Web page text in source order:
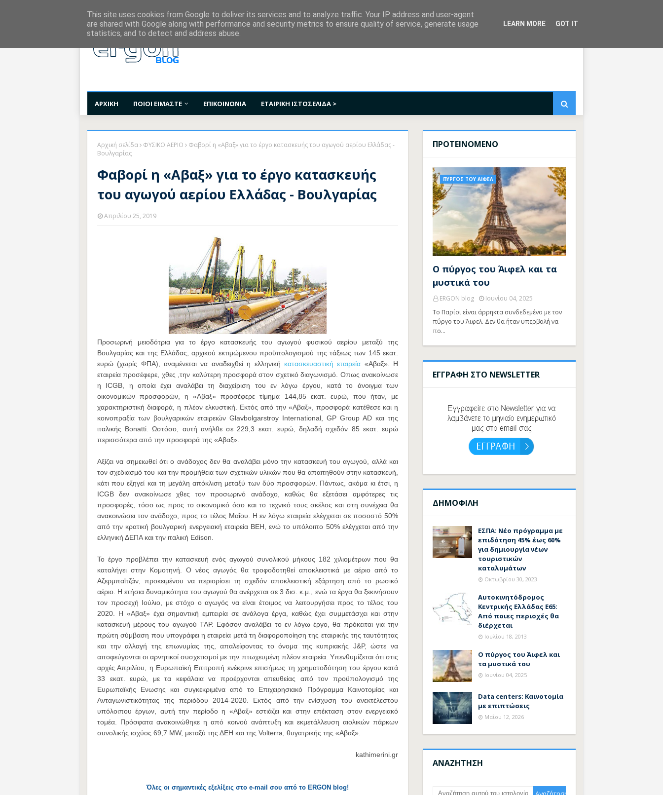
ΑΡΧΙΚΗ ΠΟΙΟΙ ΕΙΜΑΣΤΕ ΕΠΙΚΟΙΝΩΝΙΑ ΕΤΑΙΡΙΚΗ ΙΣΤΟΣΕΛΙΔΑ >
Αρχική σελίδα ΦΥΣΙΚΟ ΑΕΡΙΟ
Φαβορί η «Αβαξ» για το έργο κατασκευής του αγωγού αερίου Ελλάδας -
Βουλγαρίας
Φαβορί η «Αβαξ» για το έργο κατασκευής
του αγωγού αερίου Ελλάδας - Βουλγαρίας
Απριλίου 25, 2019
Προσωρινή μειοδότρια για το έργο κατασκευής του αγωγού φυσικού αερίου μεταξύ της
Βουλγαρίας και της Ελλάδας, αρχικού εκτιμώμενου προϋπολογισμού της τάξεως των 145 εκατ.
ευρώ (χωρίς ΦΠΑ), αναμένεται να αναδειχθεί η ελληνική κατασκευαστική εταιρεία «Αβαξ». Η
εταιρεία προσέφερε, χθες ,την καλύτερη προσφορά στον σχετικό διαγωνισμό. Οπως ανακοίνωσε
η ICGB, η οποία έχει αναλάβει τη διαχείριση του εν λόγω έργου, κατά το άνοιγμα των
οικονομικών προσφορών, η «Αβαξ» προσέφερε τίμημα 144,85 εκατ. ευρώ, που ήταν, με
χαρακτηριστική διαφορά, η πλέον ελκυστική. Εκτός από την «Αβαξ», προσφορά κατέθεσε και η
κοινοπραξία των βουλγαρικών εταιρειών Glavbolgarstroy International, GP Group AD και της
ιταλικής Bonatti. Ωστόσο, αυτή ανήλθε σε 229,3 εκατ. ευρώ, δηλαδή σχεδόν 85 εκατ. ευρώ
περισσότερα από την προσφορά της «Αβαξ».
Αξίζει να σημειωθεί ότι ο ανάδοχος δεν θα αναλάβει μόνο την κατασκευή του αγωγού, αλλά και
τον σχεδιασμό του και την προμήθεια των σχετικών υλικών που θα απαιτηθούν στην κατασκευή,
κάτι που εξηγεί και τη μεγάλη απόκλιση μεταξύ των δύο προσφορών. Πάντως, ακόμα κι έτσι, η
ICGB δεν ανακοίνωσε χθες τον προσωρινό ανάδοχο, καθώς θα εξετάσει αμφότερες τις
προσφορές, τόσο ως προς το οικονομικό όσο και το τεχνικό τους σκέλος και στη συνέχεια θα
ανακοινώσει τον ανάδοχο, προς το τέλος Μαΐου. Η εν λόγω εταιρεία ελέγχεται σε ποσοστό 50%
από την κρατική βουλγαρική ενεργειακή εταιρεία BEH, ενώ το υπόλοιπο 50% ελέγχεται από την
ελληνική ΔΕΠΑ και την ιταλική Edison.
Το έργο προβλέπει την κατασκευή ενός αγωγού συνολικού μήκους 182 χιλιομέτρων που θα
καταλήγει στην Κομοτηνή. Ο νέος αγωγός θα τροφοδοτηθεί αποκλειστικά με αέριο από το
Αζερμπαϊτζάν, προκειμένου να περιορίσει τη σχεδόν αποκλειστική εξάρτηση από το ρωσικό
αέριο. Η ετήσια δυναμικότητα του αγωγού θα ανέρχεται σε 3 δισ. κ.μ., ενώ τα έργα θα ξεκινήσουν
τον προσεχή Ιούλιο, με στόχο ο αγωγός να είναι έτοιμος να λειτουργήσει προς το τέλος του
2020. Η «Αβαξ» έχει σημαντική εμπειρία σε ανάλογα έργα, καθώς έχει συμμετάσχει και στην
κατασκευή μέρους του αγωγού ΤΑP. Εφόσον αναλάβει το εν λόγω έργο, θα πρόκειται για την
πρώτη σύμβαση που υπογράφει η εταιρεία μετά τη διαφοροποίηση της εταιρικής της ταυτότητας
και την αλλαγή της επωνυμίας της, απαλείφοντας το όνομα της κυπριακής J&P, ώστε να
αποφεύγονται οι αρνητικοί συσχετισμοί με την πτωχευμένη πλέον εταιρεία. Υπενθυμίζεται ότι στις
αρχές Απριλίου, η Ευρωπαϊκή Επιτροπή ενέκρινε επισήμως τη χρηματοδότηση του έργου κατά
33 εκατ. ευρώ, με τα κεφάλαια να προέρχονται απευθείας από τον προϋπολογισμό της
Ευρωπαϊκής Ενωσης και συγκεκριμένα από το Επιχειρησιακό Πρόγραμμα Καινοτομίας και
Ανταγωνιστικότητας της περιόδου 2014-2020. Εκτός από την ενίσχυση του ανεκτέλεστου
υπόλοιπου έργων, αυτή την περίοδο η «Αβαξ» εστιάζει και στην επέκταση στον ενεργειακό
τομέα. Πρόσφατα ανακοινώθηκε η από κοινού ανάπτυξη και εκμετάλλευση αιολικών πάρκων
συνολικής ισχύος 69,7 MW, μεταξύ της ΔΕΗ και της Volterra, θυγατρικής της «Αβαξ».
kathimerini.gr
Όλες οι σημαντικές εξελίξεις στο e-mail σου από το ERGON blog!
ΠΡΟΤΕΙΝΟΜΕΝΟ
ΠΥΡΓΟΣ ΤΟΥ ΑΙΦΕΛ
Ο πύργος του Άιφελ και τα
μυστικά του
ERGON blog
Ιουνίου 04, 2025
Το Παρίσι είναι άρρηκτα συνδεδεμένο με τον
πύργο του Άιφελ. Δεν θα ήταν υπερβολή να
πο…
ΕΓΓΡΑΦΗ ΣΤΟ NEWSLETTER
ΔΗΜΟΦΙΛΗ
ΕΣΠΑ: Νέο πρόγραμμα με
επιδότηση 45% έως 60%
για δημιουργία νέων
τουριστικών
καταλυμάτων
Οκτωβρίου 30, 2023
Αυτοκινητόδρομος
Κεντρικής Ελλάδας Ε65:
Από ποιες περιοχές θα
διέρχεται
Ιουλίου 18, 2013
Ο πύργος του Άιφελ και
τα μυστικά του
Ιουνίου 04, 2025
Data centers: Καινοτομία
με επιπτώσεις
Μαΐου 12, 2026
ΑΝΑΖΗΤΗΣΗ
This site uses cookies from Google to deliver its services and to analyze traffic. Your IP address and user-agent
are shared with Google along with performance and security metrics to ensure quality of service, generate usage
statistics, and to detect and address abuse.
LEARN MORE GOT IT